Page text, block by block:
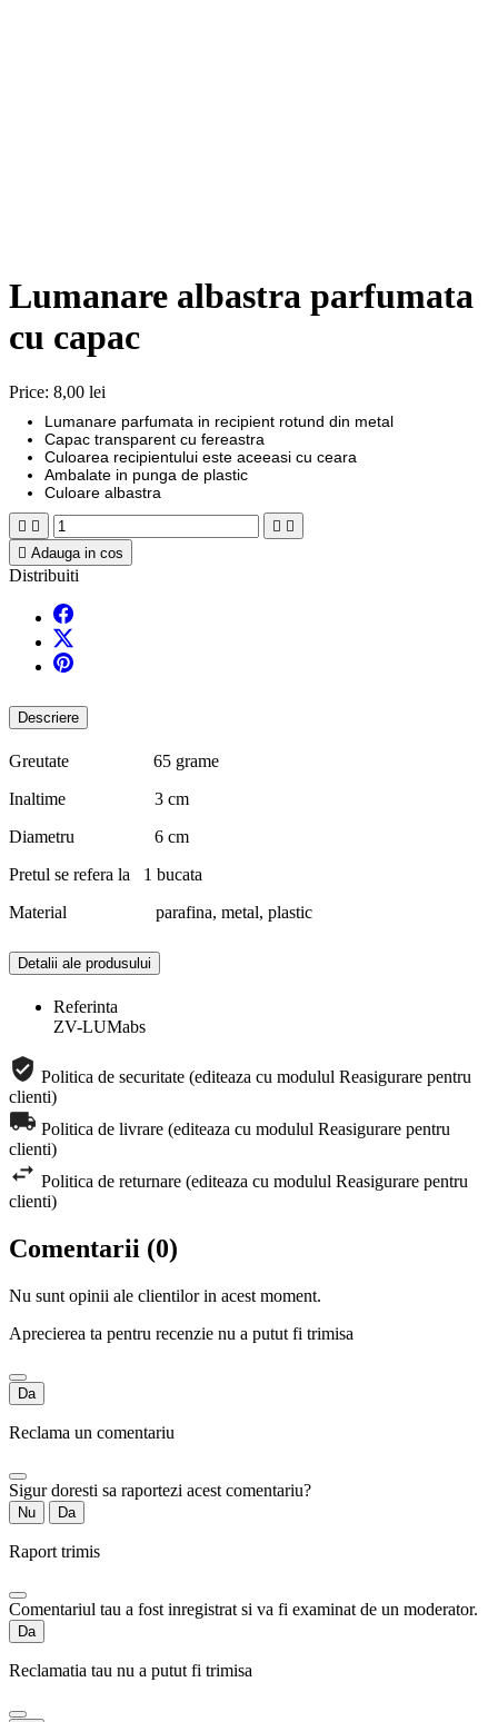
Lumanare albastra parfumata
cu capac
Price: 8,00 lei
Lumanare parfumata in recipient rotund din metal
Capac transparent cu fereastra
Culoarea recipientului este aceeasi cu ceara
Ambalate in punga de plastic
Culoare albastra
   
 Adauga in cos
Distribuiti
Descriere
Greutate 65 grame
Inaltime 3 cm
Diametru 6 cm
Pretul se refera la 1 bucata
Material parafina, metal, plastic
Detalii ale produsului
Referinta
ZV-LUMabs
Politica de securitate (editeaza cu modulul Reasigurare pentru
clienti)
Politica de livrare (editeaza cu modulul Reasigurare pentru
clienti)
Politica de returnare (editeaza cu modulul Reasigurare pentru
clienti)
Comentarii (0)
Nu sunt opinii ale clientilor in acest moment.
Aprecierea ta pentru recenzie nu a putut fi trimisa
Da
Reclama un comentariu
Sigur doresti sa raportezi acest comentariu?
Nu Da
Raport trimis
Comentariul tau a fost inregistrat si va fi examinat de un moderator.
Da
Reclamatia tau nu a putut fi trimisa